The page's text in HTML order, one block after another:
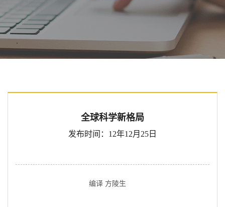
全球科学新格局
发布时间：12年12月25日
编译 方陵生